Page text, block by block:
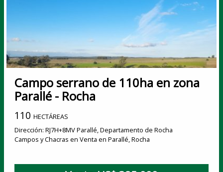
Campo serrano de 110ha en zona
Parallé - Rocha
110 HECTÁREAS
Dirección: RJ7H+8MV Parallé, Departamento de Rocha
Campos y Chacras en Venta en Parallé, Rocha